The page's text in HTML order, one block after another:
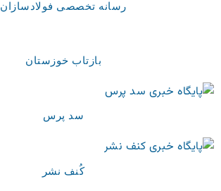
رسانه تخصصی فولادسازان
بازتاب خوزستان
سد پرس
کُنف نشر